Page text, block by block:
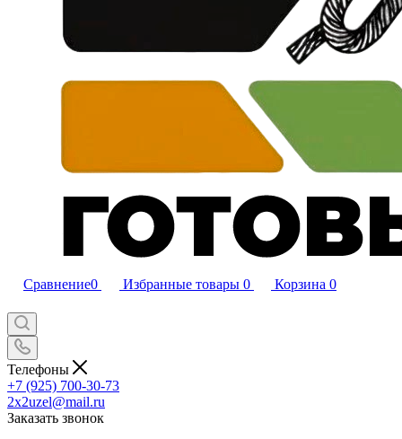
Сравнение0 Избранные товары 0 Корзина 0
Телефоны
+7 (925) 700-30-73
2x2uzel@mail.ru
Заказать звонок